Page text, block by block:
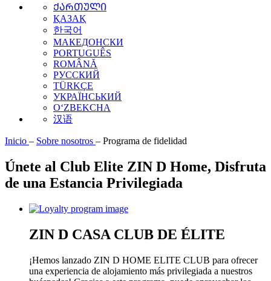
ᲥᲐᲠᲗᲣᲚᲘ
ҚАЗАҚ
한국어
МАКЕДОНСКИ
PORTUGUÊS
ROMÂNĂ
РУССКИЙ
TÜRKÇE
УКРАЇНСЬКИЙ
O‘ZBEKCHA
汉语
Inicio – Sobre nosotros – Programa de fidelidad
Únete al Club Elite ZIN D Home, Disfruta
de una Estancia Privilegiada
ZIN D CASA CLUB DE ÉLITE
¡Hemos lanzado ZIN D HOME ELITE CLUB para ofrecer
una experiencia de alojamiento más privilegiada a nuestros